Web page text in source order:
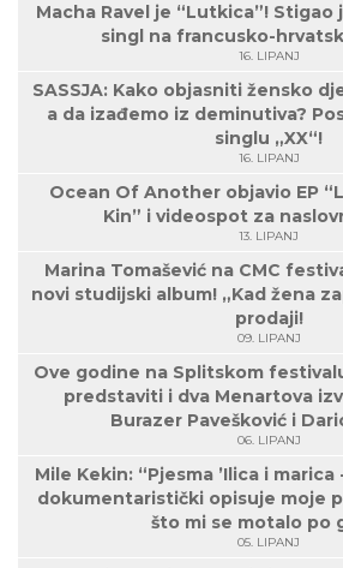
Macha Ravel je “Lutkica”!
singl na francusko-
16. LIPANJ
SASSJA: Kako objasniti žensko
a da izađemo iz deminutiva?
singlu „XX“!
16. LIPANJ
Ocean Of Another objavio EP
Kin” i videospot za
13. LIPANJ
Marina Tomašević na CMC
novi studijski album! „Kad žena
prodaji!
09. LIPANJ
Ove godine na Splitskom
predstaviti i dva Menartova
Burazer Pavešković i
06. LIPANJ
Mile Kekin: “Pjesma ’Ilica i marica
dokumentaristički opisuje moje
što mi se motalo po
05. LIPANJ